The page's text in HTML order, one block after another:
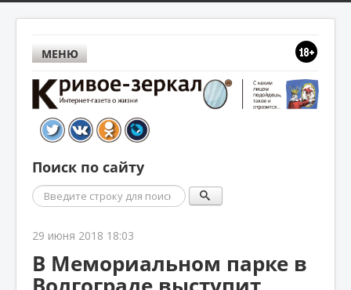
МЕНЮ
Поиск по сайту
Поиск
29 июня 2018 18:03
В Мемориальном парке в